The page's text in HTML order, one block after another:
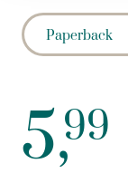
Paperback
5,99